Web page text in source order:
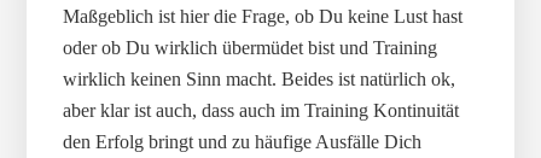
Maßgeblich ist hier die Frage, ob Du keine Lust hast
oder ob Du wirklich übermüdet bist und Training
wirklich keinen Sinn macht. Beides ist natürlich ok,
aber klar ist auch, dass auch im Training Kontinuität
den Erfolg bringt und zu häufige Ausfälle Dich